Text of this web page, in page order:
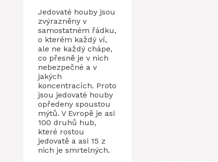
Jedovaté houby jsou
zvýrazněny v
samostatném řádku,
o kterém každý ví,
ale ne každý chápe,
co přesně je v nich
nebezpečné a v
jakých
koncentracích. Proto
jsou jedovaté houby
opředeny spoustou
mýtů. V Evropě je asi
100 druhů hub,
které rostou
jedovatě a asi 15 z
nich je smrtelných.